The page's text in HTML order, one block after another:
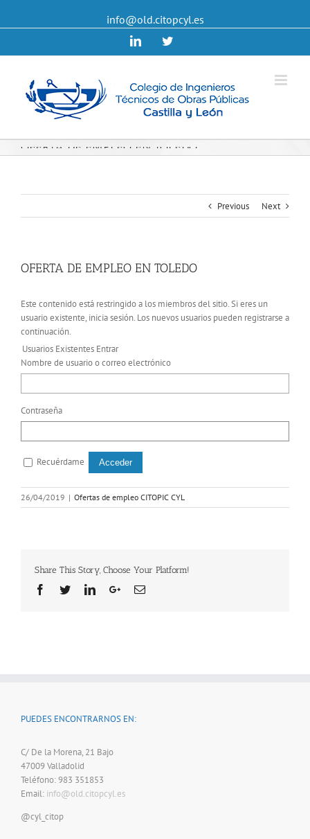
info@old.citopcyl.es
LinkedinTwitter
OFERTA DE EMPLEO EN TOLEDO
Previous Next
OFERTA DE EMPLEO EN TOLEDO
Este contenido está restringido a los miembros del sitio. Si eres un
usuario existente, inicia sesión. Los nuevos usuarios pueden registrarse a
continuación.
Usuarios Existentes Entrar
Nombre de usuario o correo electrónico
Contraseña
Recuérdame
26/04/2019 | Ofertas de empleo CITOPIC CYL
Share This Story, Choose Your Platform!
Facebook
TwitterLinkedinGoogle+Email
PUEDES ENCONTRARNOS EN:
C/ De la Morena, 21 Bajo
47009 Valladolid
Teléfono: 983 351853
Email: info@old.citopcyl.es
@cyl_citop